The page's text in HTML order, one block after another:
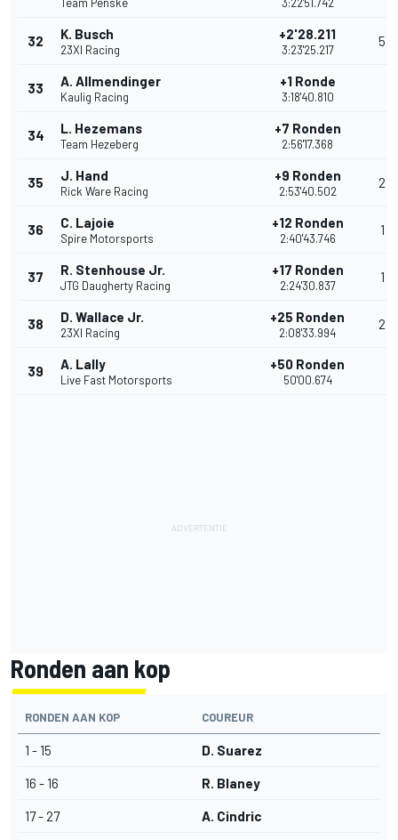
32 K. Busch
23XI Racing
+2'28.211
3:23'25.217
5
33 A. Allmendinger
Kaulig Racing
+1 Ronde
3:18'40.810
34 L. Hezemans
Team Hezeberg
+7 Ronden
2:56'17.368
35 J. Hand
Rick Ware Racing
+9 Ronden
2:53'40.502
2
36 C. Lajoie
Spire Motorsports
+12 Ronden
2:40'43.746
1
37 R. Stenhouse Jr.
JTG Daugherty Racing
+17 Ronden
2:24'30.837
1
38 D. Wallace Jr.
23XI Racing
+25 Ronden
2:08'33.994
2
39 A. Lally
Live Fast Motorsports
+50 Ronden
50'00.674
Ronden aan kop
RONDEN AAN KOP COUREUR
1 - 15 D. Suarez
16 - 16 R. Blaney
17 - 27 A. Cindric